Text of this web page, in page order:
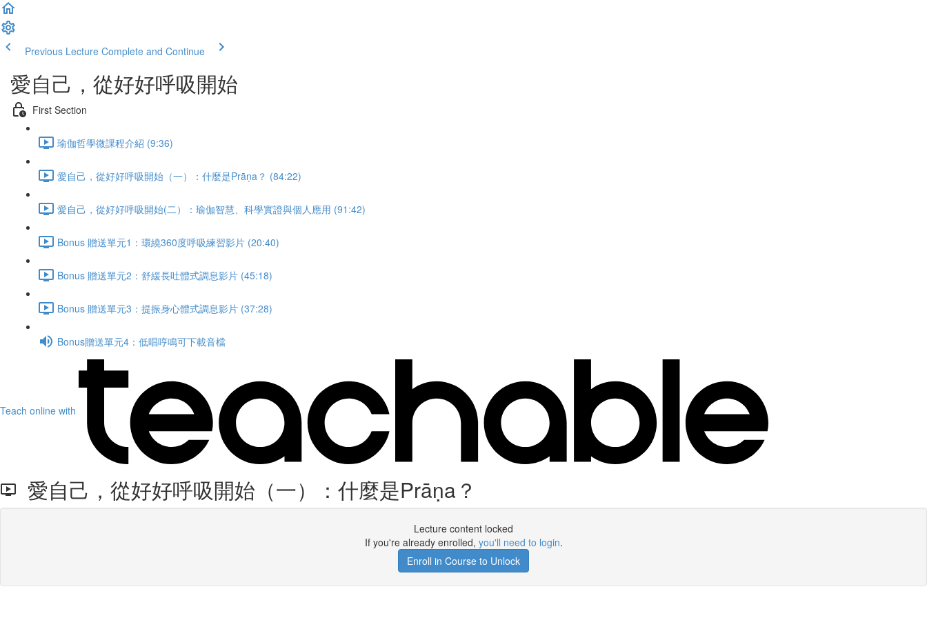
Previous Lecture Complete and Continue
愛自己，從好好呼吸開始
First Section
瑜伽哲學微課程介紹 (9:36)
愛自己，從好好呼吸開始（一）：什麼是Prāṇa？ (84:22)
愛自己，從好好呼吸開始(二）：瑜伽智慧、科學實證與個人應用 (91:42)
Bonus 贈送單元1：環繞360度呼吸練習影片 (20:40)
Bonus 贈送單元2：舒緩長吐體式調息影片 (45:18)
Bonus 贈送單元3：提振身心體式調息影片 (37:28)
Bonus贈送單元4：低唱哼鳴可下載音檔
Teach online with
愛自己，從好好呼吸開始（一）：什麼是Prāṇa？
Lecture content locked
If you're already enrolled, you'll need to login.
Enroll in Course to Unlock